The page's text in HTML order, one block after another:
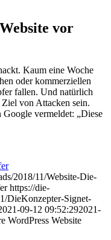
vor
Kaum eine Woche
oder kommerziellen
fallen. Und natürlich
Ziel von Attacken sein.
vermeldet: „Diese
2018/11/Website-Die-
https://die-
DieKonzepter-Signet-
09-12 09:52:292021-
WordPress Website